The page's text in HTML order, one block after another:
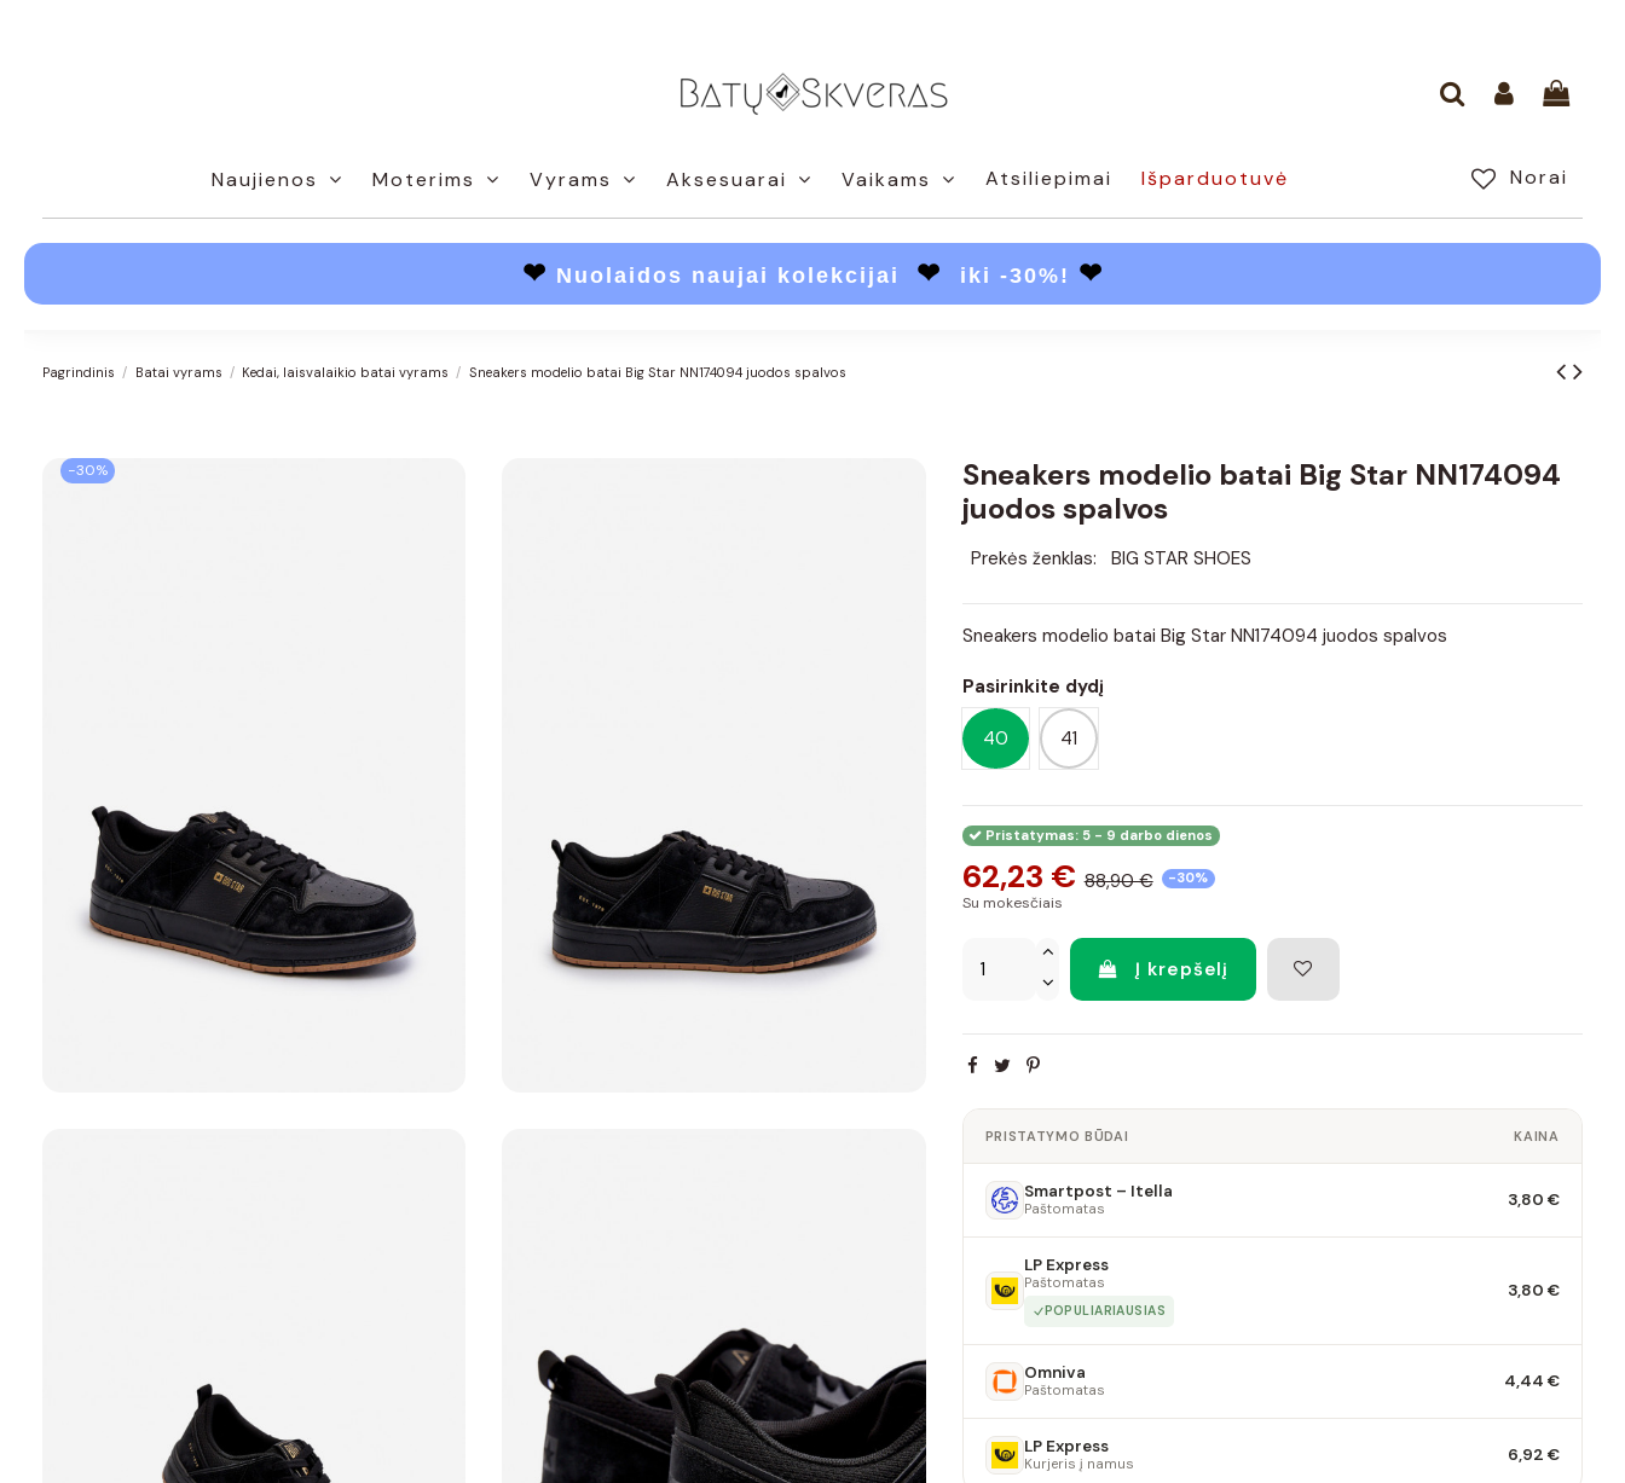
Naujienos Moterims Vyrams Aksesuarai Vaikams Atsiliepimai Norai
Išparduotuvė
❤ Nuolaidos naujai kolekcijai ❤ iki -30%! ❤
Pagrindinis Batai vyrams Kedai, laisvalaikio batai vyrams Sneakers modelio batai Big Star NN174094 juodos spalvos
−30%
Sneakers modelio batai Big Star NN174094
juodos spalvos
Prekės ženklas: BIG STAR SHOES
Sneakers modelio batai Big Star NN174094 juodos spalvos
Pasirinkite dydį
40 41
Pristatymas: 5 - 9 darbo dienos
62,23 € 88,90 € -30%
Su mokesčiais
Į krepšelį
PRISTATYMO BŪDAI KAINA
Smartpost – Itella
Paštomatas 3,80 €
LP Express
Paštomatas
POPULIARIAUSIAS
3,80 €
Omniva
Paštomatas 4,44 €
LP Express
Kurjeris į namus 6,92 €